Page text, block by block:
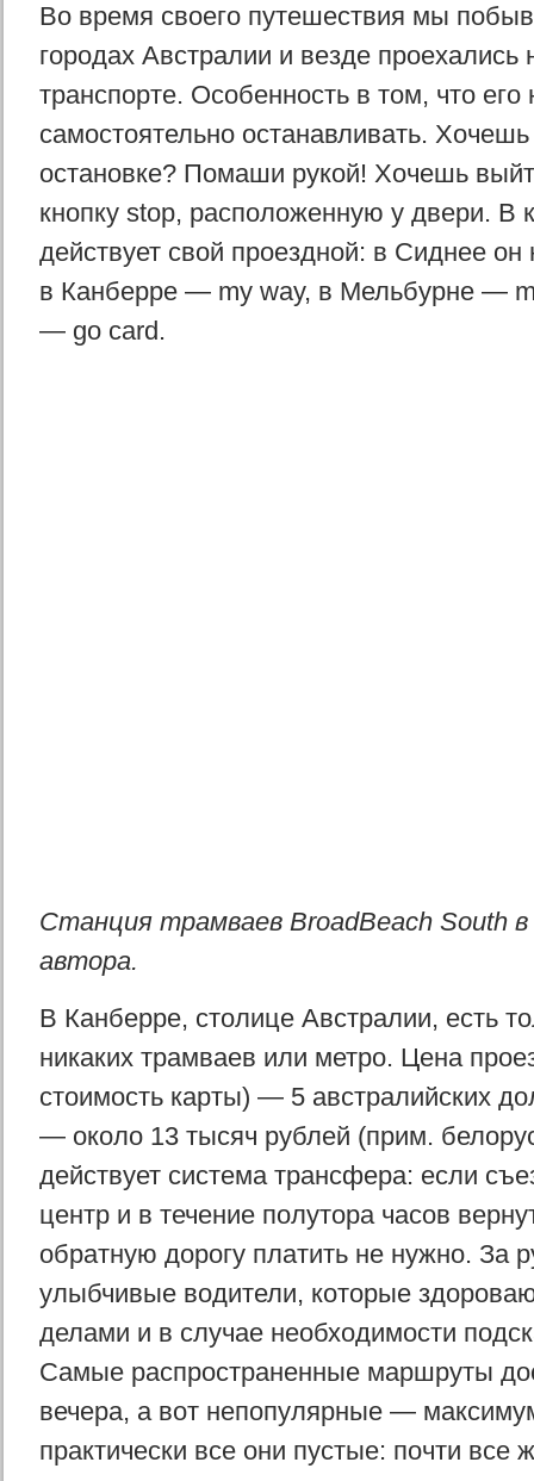
Во время своего путешествия мы
городах Австралии и везде проехались
транспорте. Особенность в том, что его
самостоятельно останавливать. Хочешь
остановке? Помаши рукой! Хочешь
кнопку stop, расположенную у двери. В
действует свой проездной: в Сиднее он
в Канберре — my way, в Мельбурне —
— go card.
Станция трамваев BroadBeach South
автора.
В Канберре, столице Австралии, есть
никаких трамваев или метро. Цена
стоимость карты) — 5 австралийских
— около 13 тысяч рублей (прим.
действует система трансфера: если
центр и в течение полутора часов
обратную дорогу платить не нужно. За
улыбчивые водители, которые
делами и в случае необходимости
Самые распространенные маршруты
вечера, а вот непопулярные —
практически все они пустые: почти все